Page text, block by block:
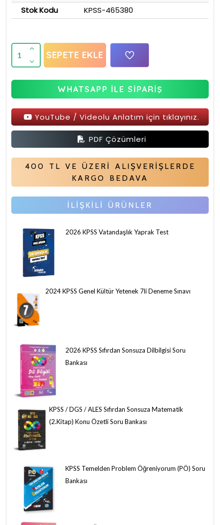
Stok Kodu KPSS-465380
1 SEPETE EKLE
WHATSAPP İLE SİPARİŞ
YouTube / Videolu Anlatım için tıklayınız.
PDF Çözümleri
400 TL VE ÜZERİ ALIŞVERİŞLERDE
KARGO BEDAVA
İLİŞKİLİ ÜRÜNLER
2026 KPSS Vatandaşlık Yaprak Test
2024 KPSS Genel Kültür Yetenek 7li Deneme Sınavı
2026 KPSS Sıfırdan Sonsuza Dilbilgisi Soru
Bankası
KPSS / DGS / ALES Sıfırdan Sonsuza Matematik
(2.Kitap) Konu Özetli Soru Bankası
KPSS Temelden Problem Öğreniyorum (PÖ) Soru
Bankası